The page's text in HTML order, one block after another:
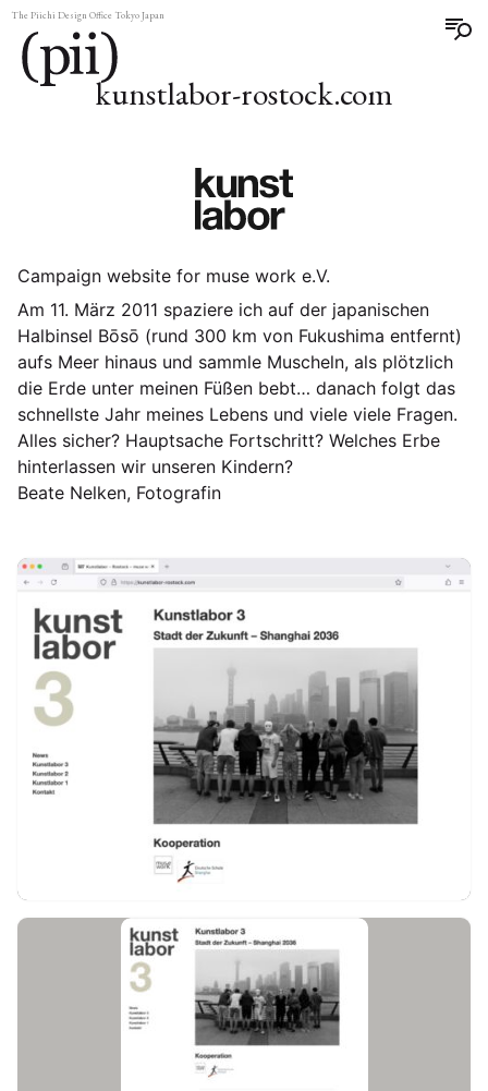
The Piichi Design Office Tokyo Japan
kunstlabor-rostock.com
Campaign website for muse work e.V.
Am 11. März 2011 spaziere ich auf der japanischen
Halbinsel Bōsō (rund 300 km von Fukushima entfernt)
aufs Meer hinaus und sammle Muscheln, als plötzlich
die Erde unter meinen Füßen bebt… danach folgt das
schnellste Jahr meines Lebens und viele viele Fragen.
Alles sicher? Hauptsache Fortschritt? Welches Erbe
hinterlassen wir unseren Kindern?
Beate Nelken, Fotografin